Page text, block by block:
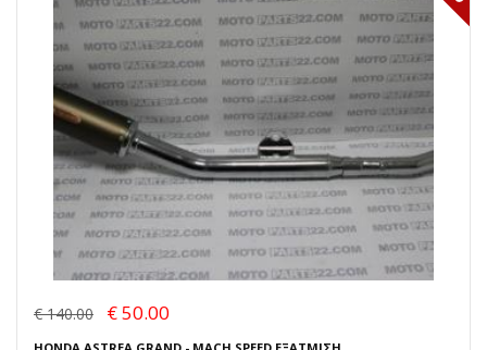
€ 140.00 € 50.00